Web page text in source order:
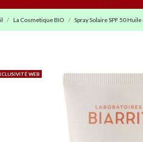
La Cosmetique BIO Spray Solaire SPF 50
WEB